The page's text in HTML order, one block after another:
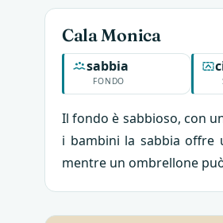
Cala Monica
FONDO
sabbia
Il fondo è sabbioso, con
i bambini la sabbia offre
mentre un ombrellone